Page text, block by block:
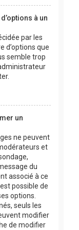
à un
par les
d’options que
semble trop
un
ne peuvent
et
du
associé à ce
possible de
options.
seuls les
modifier
de modifier